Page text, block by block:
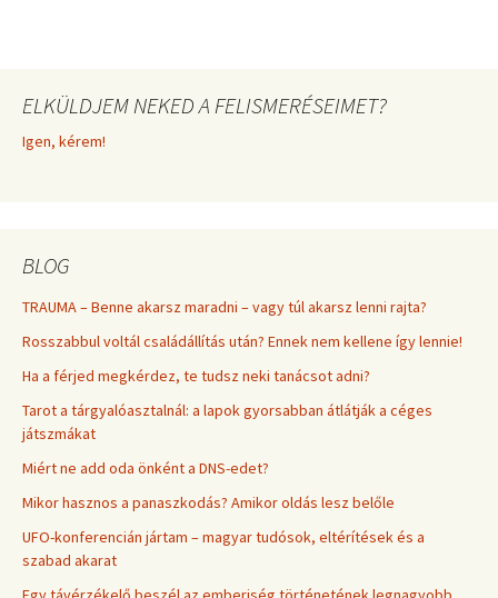
ELKÜLDJEM NEKED A FELISMERÉSEIMET?
Igen, kérem!
BLOG
TRAUMA – Benne akarsz maradni – vagy túl akarsz lenni rajta?
Rosszabbul voltál családállítás után? Ennek nem kellene így lennie!
Ha a férjed megkérdez, te tudsz neki tanácsot adni?
Tarot a tárgyalóasztalnál: a lapok gyorsabban átlátják a céges
játszmákat
Miért ne add oda önként a DNS-edet?
Mikor hasznos a panaszkodás? Amikor oldás lesz belőle
UFO-konferencián jártam – magyar tudósok, eltérítések és a
szabad akarat